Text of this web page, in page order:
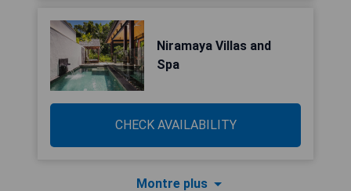
Niramaya Villas and
Spa
CHECK AVAILABILITY
Montre plus